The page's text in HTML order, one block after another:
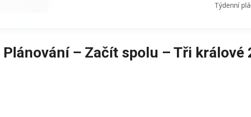
Týdenní
Plánování – Začít spolu – Tři králové